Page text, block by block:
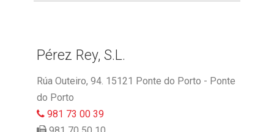
Pérez Rey, S.L.
Rúa Outeiro, 94. 15121 Ponte do Porto - Ponte
do Porto
981 73 00 39